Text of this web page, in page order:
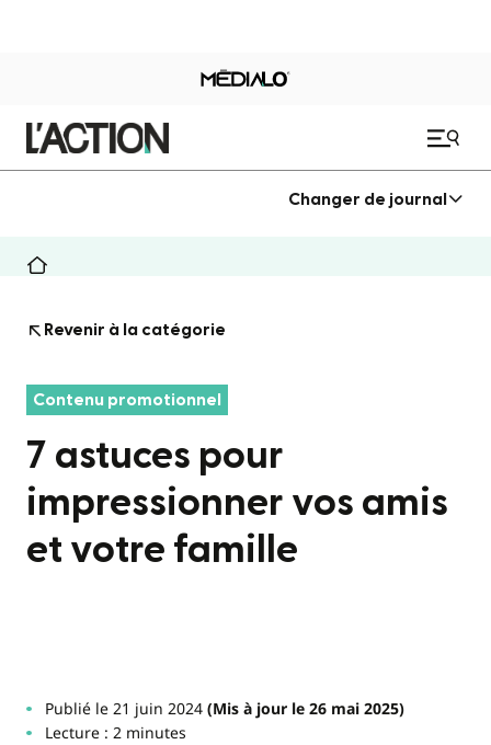
Changer de journal
Revenir à la catégorie
Contenu promotionnel
7 astuces pour
impressionner vos amis
et votre famille
Publié le 21 juin 2024(Mis à jour le 26 mai 2025)
Lecture : 2 minutes